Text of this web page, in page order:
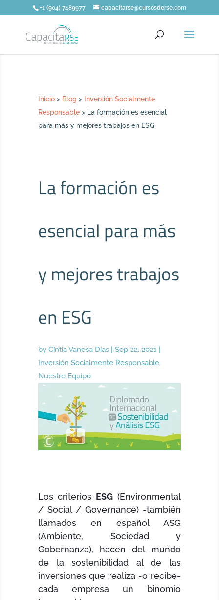
+1 (904) 7489977 capacitarse@cursosderse.com
Inicio > Blog > Inversión Socialmente
Responsable > La formación es esencial
para más y mejores trabajos en ESG
La formación es
esencial para más
y mejores trabajos
en ESG
byCintia Vanesa Días |Sep 22, 2021
Inversión Socialmente Responsable,
Nuestro Equipo
Los criterios ESG(Environmental
/ Social / Governance) -también
llamados en español ASG
(Ambiente, Sociedad y
Gobernanza), hacen del mundo
de la sostenibilidad al de las
inversiones que realiza -o recibe-
cada empresa un binomio